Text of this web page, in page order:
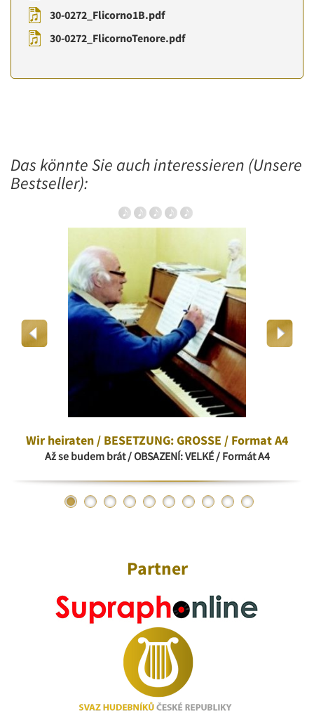
30-0272_Flicorno1B.pdf
30-0272_FlicornoTenore.pdf
Das könnte Sie auch interessieren (Unsere
Bestseller):
Wir heiraten / BESETZUNG: GROSSE / Format A4
Až se budem brát / OBSAZENÍ: VELKÉ / Formát A4
Partner